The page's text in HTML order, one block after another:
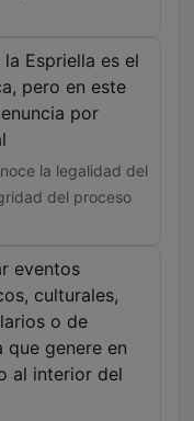
Espriella es el
pero en este
por
la legalidad del
del proceso
eventos
culturales,
o de
que genere en
al interior del